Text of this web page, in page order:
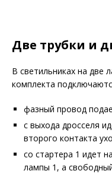
Две трубки и
В светильниках на две
комплекта
фазный провод
с выхода дросселя
второго контакта
со стартера 1 идет
лампы 1, а